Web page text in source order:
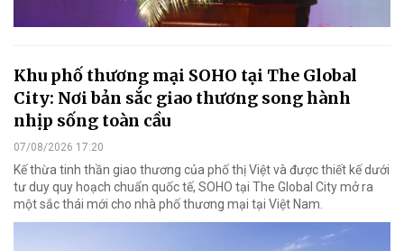
Khu phố thương mại SOHO tại The Global
City: Nơi bản sắc giao thương song hành
nhịp sống toàn cầu
07/08/2026 17:20
Kế thừa tinh thần giao thương của phố thị Việt và được thiết kế dưới
tư duy quy hoạch chuẩn quốc tế, SOHO tại The Global City mở ra
một sắc thái mới cho nhà phố thương mại tại Việt Nam.